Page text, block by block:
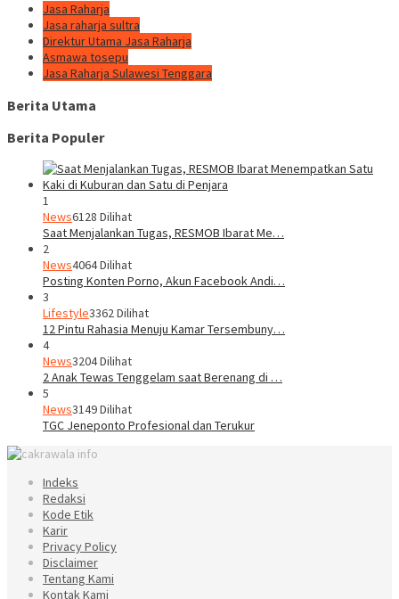
Jasa Raharja
Jasa raharja sultra
Direktur Utama Jasa Raharja
Asmawa tosepu
Jasa Raharja Sulawesi Tenggara
Berita Utama
Berita Populer
1
News6128 Dilihat
Saat Menjalankan Tugas, RESMOB Ibarat Me…
2
News4064 Dilihat
Posting Konten Porno, Akun Facebook Andi…
3
Lifestyle3362 Dilihat
12 Pintu Rahasia Menuju Kamar Tersembuny…
4
News3204 Dilihat
2 Anak Tewas Tenggelam saat Berenang di …
5
News3149 Dilihat
TGC Jeneponto Profesional dan Terukur
Indeks
Redaksi
Kode Etik
Karir
Privacy Policy
Disclaimer
Tentang Kami
Kontak Kami